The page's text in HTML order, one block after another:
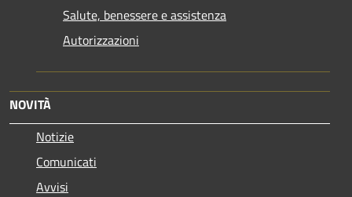
Salute, benessere e assistenza
Autorizzazioni
NOVITÀ
Notizie
Comunicati
Avvisi